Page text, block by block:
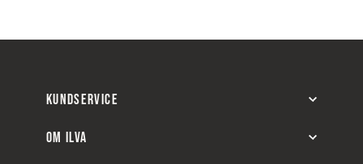
KUNDSERVICE
OM ILVA